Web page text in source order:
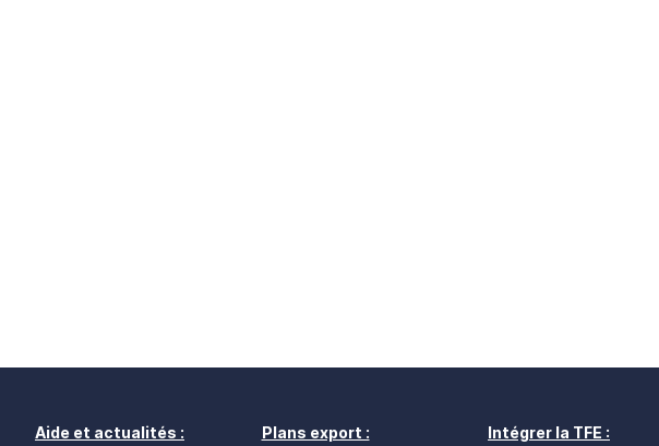
Aide et actualités : Plans export : Intégrer la TFE :